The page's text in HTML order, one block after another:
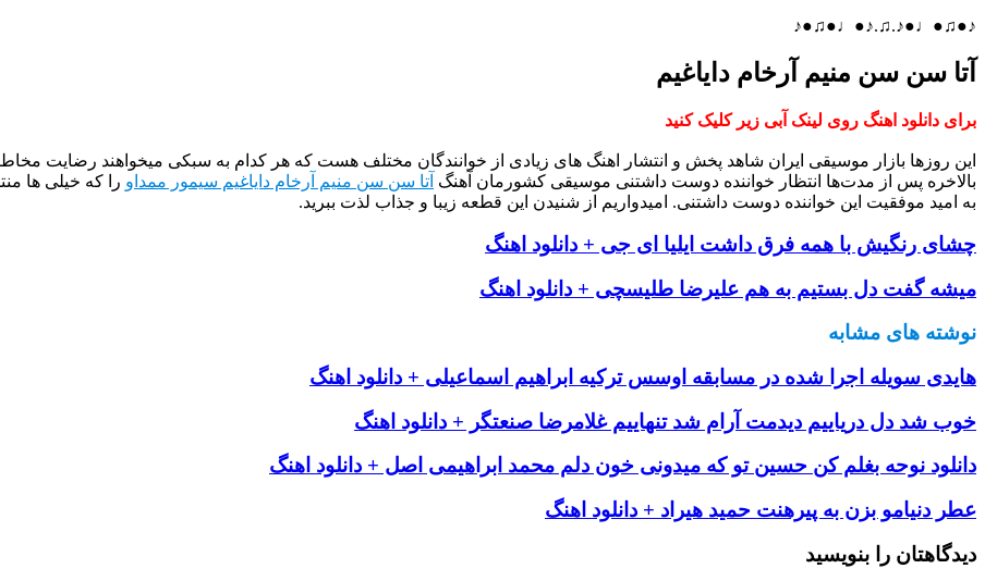
♪●♫●♩●♪.♫.♪●♩●♫●♪
آتا سن سن منیم آرخام دایاغیم
برای دانلود اهنگ روی لینک آبی زیر کلیک کنید
این روزها بازار موسیقی ایران شاهد پخش و انتشار اهنگ های زیادی از خوانندگان مختلف هست که هر کدام به سبکی میخواهند رضایت
بالاخره پس از مدت‌ها انتظار خواننده دوست داشتنی موسیقی کشورمان آهنگ آتا سن سن منیم آرخام دایاغیم سیمور ممداو را که خیلی ها
به امید موفقیت این خواننده دوست داشتنی. امیدواریم از شنیدن این قطعه زیبا و جذاب لذت ببرید.
چشای رنگیش با همه فرق داشت ایلیا ای جی + دانلود اهنگ
میشه گفت دل بستیم به هم علیرضا طلیسچی + دانلود اهنگ
نوشته های مشابه
هایدی سویله اجرا شده در مسابقه اوسس ترکیه ابراهیم اسماعیلی + دانلود اهنگ
خوب شد دل دریاییم دیدمت آرام شد تنهاییم غلامرضا صنعتگر + دانلود اهنگ
دانلود نوحه بغلم کن حسین تو که میدونی خون دلم محمد ابراهیمی اصل + دانلود اهنگ
عطر دنیامو بزن به پیرهنت حمید هیراد + دانلود اهنگ
دیدگاهتان را بنویسید